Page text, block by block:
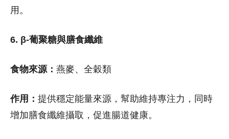
用。
6. β-葡聚糖與膳食纖維
食物來源： 燕麥、全穀類
作用： 提供穩定能量來源，幫助維持專注力，同時
增加膳食纖維攝取，促進腸道健康。